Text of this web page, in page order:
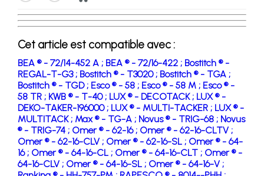
Cet article est compatible avec :
BEA ® - 72/14-452 A ; BEA ® - 72/16-422 ; Bostitch ® -
REGAL-T-G3 ; Bostitch ® - T3020 ; Bostitch ® - TGA ;
Bostitch ® - TGD ; Esco ® - 58 ; Esco ® - 58 M ; Esco ® -
58 TR ; KWB ® - T-40 ; LUX ® - DECOTACK ; LUX ® -
DEKO-TAKER-196000 ; LUX ® - MULTI-TACKER ; LUX ® -
MULTITACK ; Max ® - TG-A ; Novus ® - TRIG-68 ; Novus
® - TRIG-74 ; Omer ® - 62-16 ; Omer ® - 62-16-CLTV ;
Omer ® - 62-16-CLV ; Omer ® - 62-16-SL ; Omer ® - 64-
16 ; Omer ® - 64-16-CL ; Omer ® - 64-16-CLT ; Omer ® -
64-16-CLV ; Omer ® - 64-16-SL ; Omer ® - 64-16-V ;